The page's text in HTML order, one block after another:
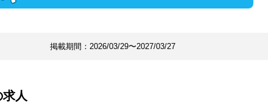
掲載期間： 2026/03/29〜2027/03/27
人